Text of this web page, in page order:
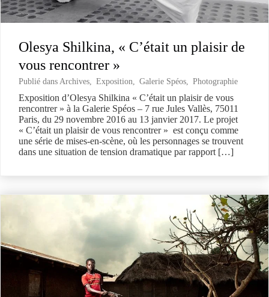
Olesya Shilkina, « C’était un plaisir de
vous rencontrer »
Publié dans Archives Exposition Galerie Spéos Photographie
Exposition d’Olesya Shilkina « C’était un plaisir de vous
rencontrer » à la Galerie Spéos – 7 rue Jules Vallès, 75011
Paris, du 29 novembre 2016 au 13 janvier 2017. Le projet
« C’était un plaisir de vous rencontrer » est conçu comme
une série de mises-en-scène, où les personnages se trouvent
dans une situation de tension dramatique par rapport […]